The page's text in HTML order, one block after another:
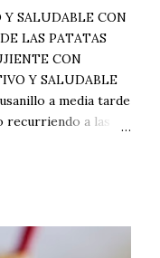
SALUDABLE CON
LAS PATATAS
CON
Y SALUDABLE
a media tarde
recurriendo a las
fritos o snacks
y sodio?
que tanto nos
van a cambiar